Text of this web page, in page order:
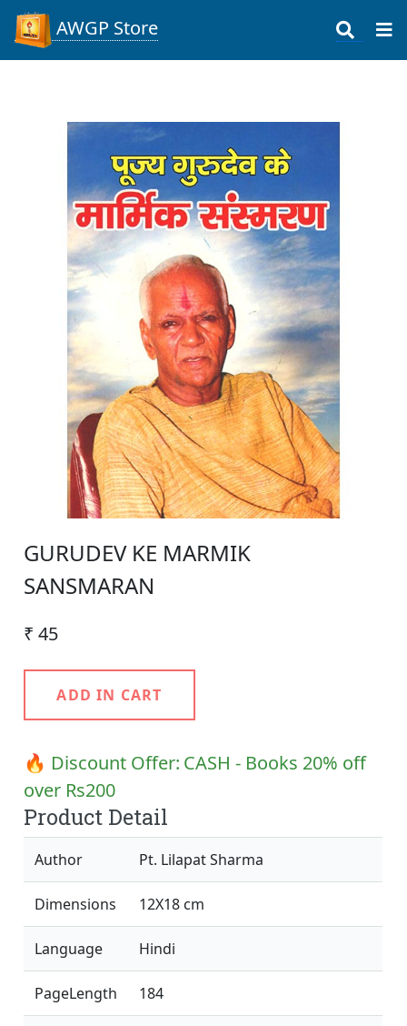
AWGP Store
GURUDEV KE MARMIK
SANSMARAN
₹ 45
ADD IN CART
🔥 Discount Offer: CASH - Books 20% off
over Rs200
Product Detail
Author Pt. Lilapat Sharma
Dimensions 12X18 cm
Language Hindi
PageLength 184